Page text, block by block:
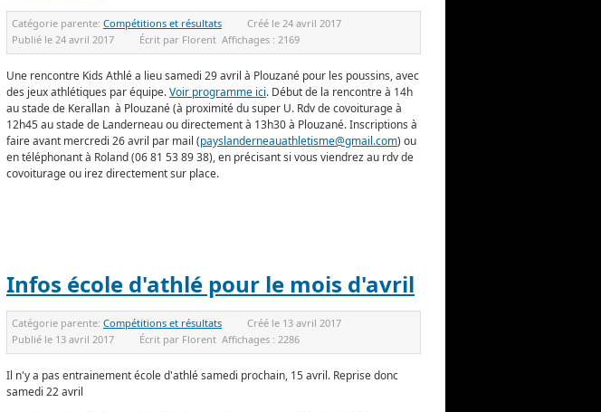
Catégorie parente: Compétitions et résultats Créé le 24 avril 2017
Publié le 24 avril 2017 Écrit par Florent Affichages : 2169
Une rencontre Kids Athlé a lieu samedi 29 avril à Plouzané pour les poussins, avec
des jeux athlétiques par équipe.Voir programme ici. Début de la rencontre à 14h
au stade de Kerallan à Plouzané (à proximité du super U. Rdv de covoiturage à
12h45 au stade de Landerneau ou directement à 13h30 à Plouzané. Inscriptions à
faire avant mercredi 26 avril par mail (payslanderneauathletisme@gmail.com) ou
en téléphonant à Roland (06 81 53 89 38), en précisant si vous viendrez au rdv de
covoiturage ou irez directement sur place.
Infos école d'athlé pour le mois d'avril
Catégorie parente: Compétitions et résultats Créé le 13 avril 2017
Publié le 13 avril 2017 Écrit par Florent Affichages : 2286
Il n'y a pas entrainement école d'athlé samedi prochain, 15 avril. Reprise donc
samedi 22 avril